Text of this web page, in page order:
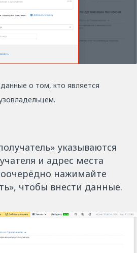
о том, кто является
указываются
и адрес места
нажимайте
чтобы внести данные.